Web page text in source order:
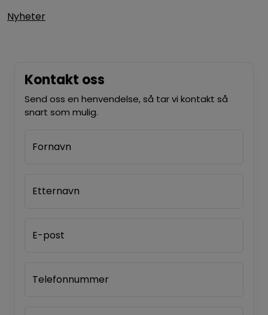
Nyheter
Kontakt oss
Send oss en henvendelse, så tar vi kontakt så
snart som mulig.
Fornavn
Etternavn
E-post
Telefonnummer